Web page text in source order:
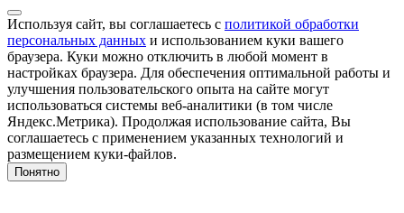
Используя сайт, вы соглашаетесь с политикой обработки
персональных данных и использованием куки вашего
браузера. Куки можно отключить в любой момент в
настройках браузера. Для обеспечения оптимальной работы и
улучшения пользовательского опыта на сайте могут
использоваться системы веб-аналитики (в том числе
Яндекс.Метрика). Продолжая использование сайта, Вы
соглашаетесь с применением указанных технологий и
размещением куки-файлов.
Понятно